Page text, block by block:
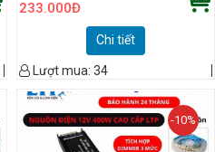
233.000Đ
Chi tiết
Lượt mua: 34
-10%